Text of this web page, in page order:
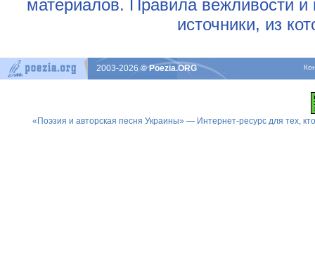
материалов. Правила вежливости и
источники, из
2003-2026© Poezia.ORG
«Поэзия и авторская песня Украины» — Интернет-ресурс для тех,